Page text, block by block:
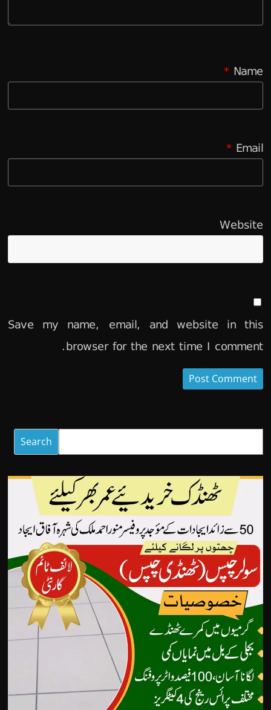
Name
*
Email
*
Website
Save my name, email, and website in this
browser for the next time I comment.
Search